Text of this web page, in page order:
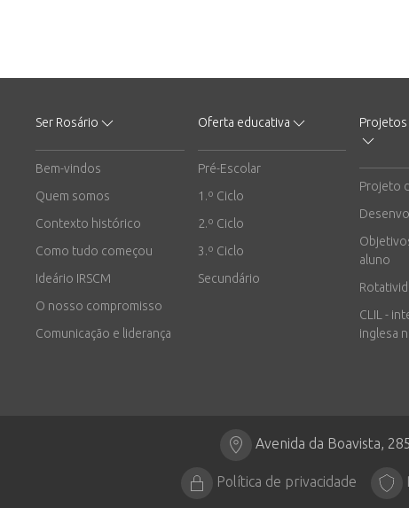
Ser Rosário
Bem-vindos
Quem somos
Contexto histórico
Como tudo começou
Ideário IRSCM
O nosso compromisso
Comunicação e liderança
Oferta educativa
Pré-Escolar
1.º Ciclo
2.º Ciclo
3.º Ciclo
Secundário
Projeto
aluno
CLIL -
inglesa
Avenida da Boavista,
Política de privacidade